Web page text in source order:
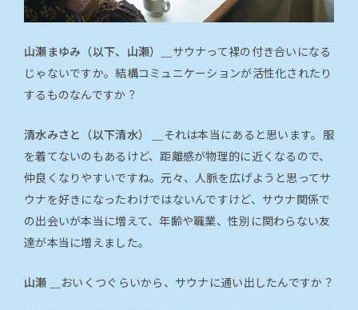
山瀬まゆみ（以下、山瀬）＿ サウナって裸の付き合いになる
じゃないですか。結構コミュニケーションが活性化されたり
するものなんですか？
清水みさと（以下清水） ＿ それは本当にあると思います。服
を着てないのもあるけど、距離感が物理的に近くなるので、
仲良くなりやすいですね。元々、人脈を広げようと思ってサ
ウナを好きになったわけではないんですけど、サウナ関係で
の出会いが本当に増えて、年齢や職業、性別に関わらない友
達が本当に増えました。
山瀬 ＿ おいくつぐらいから、サウナに通い出したんですか？